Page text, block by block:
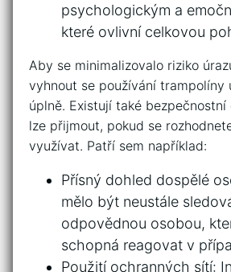
psychologickým a
které‍ ovlivní celkovou
Aby se minimalizovalo riziko⁤
vyhnout se ​používání trampolíny
úplně. Existují také
lze přijmout, pokud se
využívat. Patří sem například:
Přísný dohled dospělé
⁤mělo být neustále
odpovědnou osobou,
schopná⁣ reagovat v
Použití ochranných sítí: